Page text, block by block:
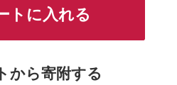
トに入れる
から寄附する